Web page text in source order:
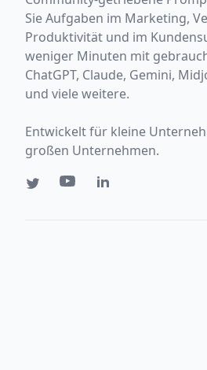
Sie Aufgaben im Marketing,
Produktivität und im
weniger Minuten mit
ChatGPT, Claude, Gemini,
und viele weitere.
Entwickelt für kleine
großen Unternehmen.